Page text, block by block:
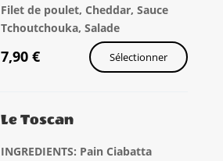
Filet de poulet, Cheddar, Sauce
Tchoutchouka, Salade
7,90 € Sélectionner
Le Toscan
INGREDIENTS: Pain Ciabatta